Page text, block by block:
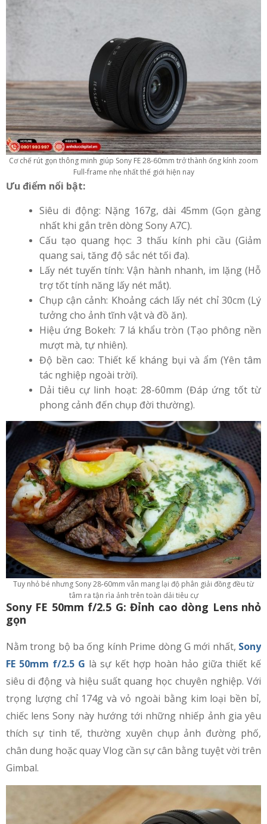
Cơ chế rút gọn thông minh giúp Sony FE 28-60mm trở thành ống kính zoom
Full-frame nhẹ nhất thế giới hiện nay
Ưu điểm nổi bật:
Siêu di động: Nặng 167g, dài 45mm (Gọn gàng
nhất khi gắn trên dòng Sony A7C).
Cấu tạo quang học: 3 thấu kính phi cầu (Giảm
quang sai, tăng độ sắc nét tối đa).
Lấy nét tuyến tính: Vận hành nhanh, im lặng (Hỗ
trợ tốt tính năng lấy nét mắt).
Chụp cận cảnh: Khoảng cách lấy nét chỉ 30cm (Lý
tưởng cho ảnh tĩnh vật và đồ ăn).
Hiệu ứng Bokeh: 7 lá khẩu tròn (Tạo phông nền
mượt mà, tự nhiên).
Độ bền cao: Thiết kế kháng bụi và ẩm (Yên tâm
tác nghiệp ngoài trời).
Dải tiêu cự linh hoạt: 28-60mm (Đáp ứng tốt từ
phong cảnh đến chụp đời thường).
Tuy nhỏ bé nhưng Sony 28-60mm vẫn mang lại độ phân giải đồng đều từ
tâm ra tận rìa ảnh trên toàn dải tiêu cự
Sony FE 50mm f/2.5 G: Đỉnh cao dòng Lens nhỏ
gọn
Nằm trong bộ ba ống kính Prime dòng G mới nhất, Sony
FE 50mm f/2.5 G là sự kết hợp hoàn hảo giữa thiết kế
siêu di động và hiệu suất quang học chuyên nghiệp. Với
trọng lượng chỉ 174g và vỏ ngoài bằng kim loại bền bỉ,
chiếc lens Sony này hướng tới những nhiếp ảnh gia yêu
thích sự tinh tế, thường xuyên chụp ảnh đường phố,
chân dung hoặc quay Vlog cần sự cân bằng tuyệt vời trên
Gimbal.